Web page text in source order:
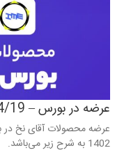
عرضه در بورس – 1402/04/19
1402 به شرح زیر می‌باشد.